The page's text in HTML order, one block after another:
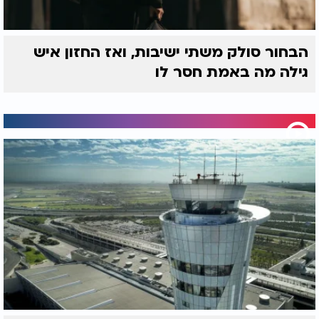
הבחור סולק משתי ישיבות, ואז החזון איש
גילה מה באמת חסר לו